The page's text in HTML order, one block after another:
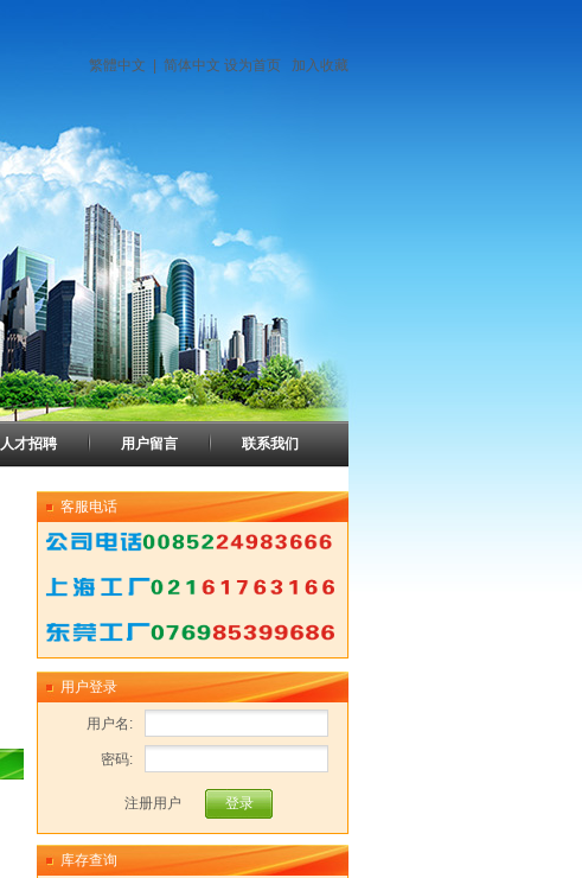
繁體中文 简体中文 设为首页 加入收藏
人才招聘 用户留言 联系我们
客服电话
用户登录
用户名:
密码:
注册用户
库存查询